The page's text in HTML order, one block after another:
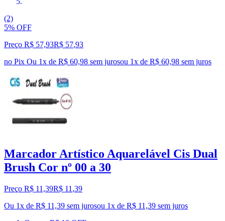
(2)
5% OFF
Preço R$ 57,93R$ 57,93
no Pix Ou 1x de R$ 60,98 sem jurosou 1x de R$ 60,98 sem juros
Marcador Artístico Aquarelável Cis Dual
Brush Cor nº 00 a 30
Preço R$ 11,39R$ 11 ,39
Ou 1x de R$ 11,39 sem jurosou 1x de R$ 11,39 sem juros